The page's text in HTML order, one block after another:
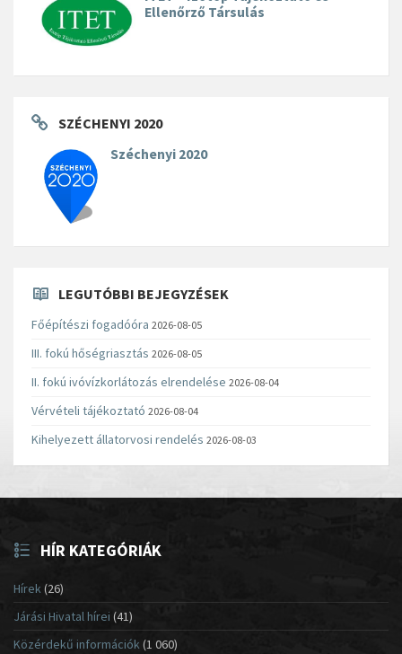
Ellenőrző Társulás
SZÉCHENYI 2020
Széchenyi 2020
LEGUTÓBBI BEJEGYZÉSEK
Főépítészi fogadóóra 2026-08-05
III. fokú hőségriasztás 2026-08-05
II. fokú ivóvízkorlátozás elrendelése 2026-08-04
Vérvételi tájékoztató 2026-08-04
Kihelyezett állatorvosi rendelés 2026-08-03
HÍR KATEGÓRIÁK
Hírek(26)
Járási Hivatal hírei (41)
Közérdekű információk(1 060)